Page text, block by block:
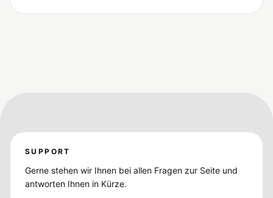
SUPPORT
Gerne stehen wir Ihnen bei allen Fragen zur Seite und
antworten Ihnen in Kürze.